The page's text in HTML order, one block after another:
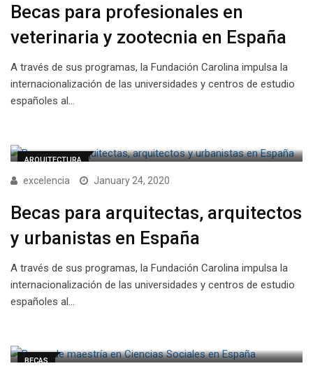
Becas para profesionales en
veterinaria y zootecnia en España
A través de sus programas, la Fundación Carolina impulsa la
internacionalización de las universidades y centros de estudio
españoles al…
ARQUITECTURA
excelencia January 24, 2020
Becas para arquitectas, arquitectos
y urbanistas en España
A través de sus programas, la Fundación Carolina impulsa la
internacionalización de las universidades y centros de estudio
españoles al…
BECAS